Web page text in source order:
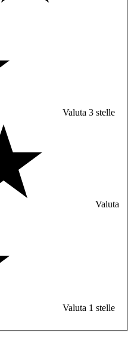
Valuta 3 stelle
Valuta
Valuta 1 stelle